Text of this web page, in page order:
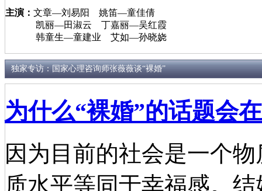
主演： 文章—刘易阳 姚笛—童佳倩
凯丽—田淑云 丁嘉丽—吴红霞
韩童生—童建业 艾如—孙晓娆
独家专访：国家心理咨询师张薇薇谈“裸婚”
为什么“裸婚”的话题会
因为目前的社会是一个
质水平等同于幸福感。